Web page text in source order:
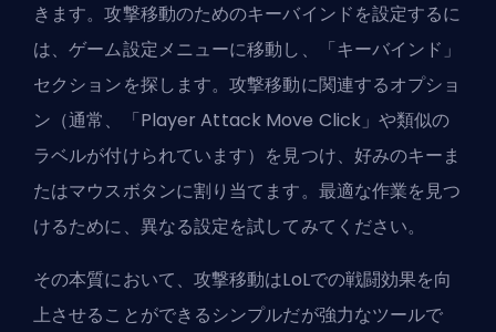
きます。攻撃移動のためのキーバインドを設定するに
は、ゲーム設定メニューに移動し、「キーバインド」
セクションを探します。攻撃移動に関連するオプショ
ン（通常、「Player Attack Move Click」や類似の
ラベルが付けられています）を見つけ、好みのキーま
たはマウスボタンに割り当てます。最適な作業を見つ
けるために、異なる設定を試してみてください。
その本質において、攻撃移動はLoLでの戦闘効果を向
上させることができるシンプルだが強力なツールで